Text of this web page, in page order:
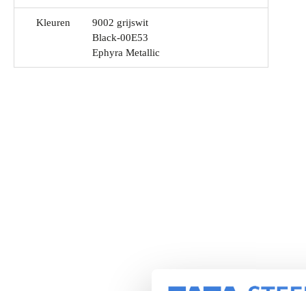
Kleuren
9002 grijswit
Black-00E53
Ephyra Metallic